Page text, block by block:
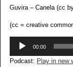
Guvira – Canela (cc
(cc = creative
Audio-
00:00
Podcast: Play in new